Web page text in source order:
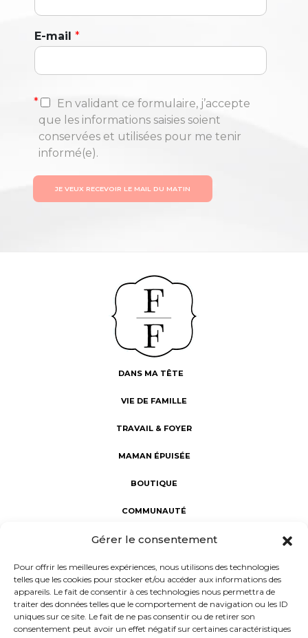
Gérer le consentement
Pour offrir les meilleures expériences, nous utilisons des technologies
telles que les cookies pour stocker et/ou accéder aux informations des
appareils. Le fait de consentir à ces technologies nous permettra de
traiter des données telles que le comportement de navigation ou les ID
uniques sur ce site. Le fait de ne pas consentir ou de retirer son
consentement peut avoir un effet négatif sur certaines caractéristiques
E-mail *
*
En validant ce formulaire, j’accepte
que les informations saisies soient
conservées et utilisées pour me tenir
informé(e).
JE VEUX RECEVOIR LE MAIL DU MATIN
DANS MA TÊTE
VIE DE FAMILLE
TRAVAIL & FOYER
MAMAN ÉPUISÉE
BOUTIQUE
COMMUNAUTÉ
Fabuleuses au foyer : révéler la Fabuleuse en chaque maman.
des mamans. Notre mission : porter un regard sincère sur la
maternité à l'intérieur et à l'extérieur du foyer, rejoindre les
femmes dans leur vie réelle et non rêvée, et donner la parole
aux mamans d’aujourd’hui.